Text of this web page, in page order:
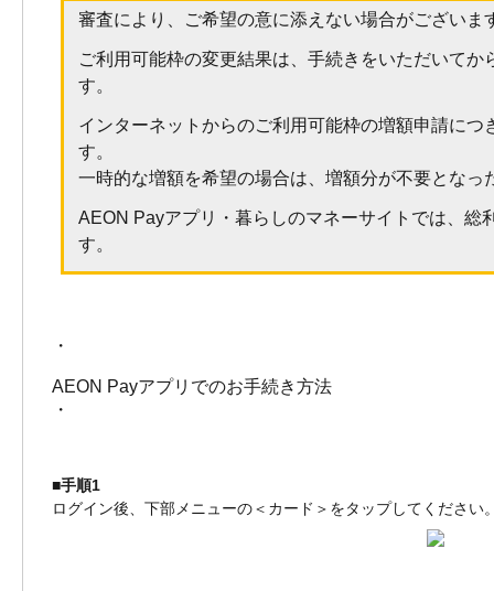
審査により、ご希望の意に添えない場合がございま
ご利用可能枠の変更結果は、手続きをいただいて
す。
インターネットからのご利用可能枠の増額申請に
す。
一時的な増額を希望の場合は、増額分が不要とな
AEON Payアプリ・暮らしのマネーサイトでは、
す。
・
AEON Payアプリでのお手続き方法
・
■手順1
ログイン後、下部メニューの＜カード＞をタップしてください